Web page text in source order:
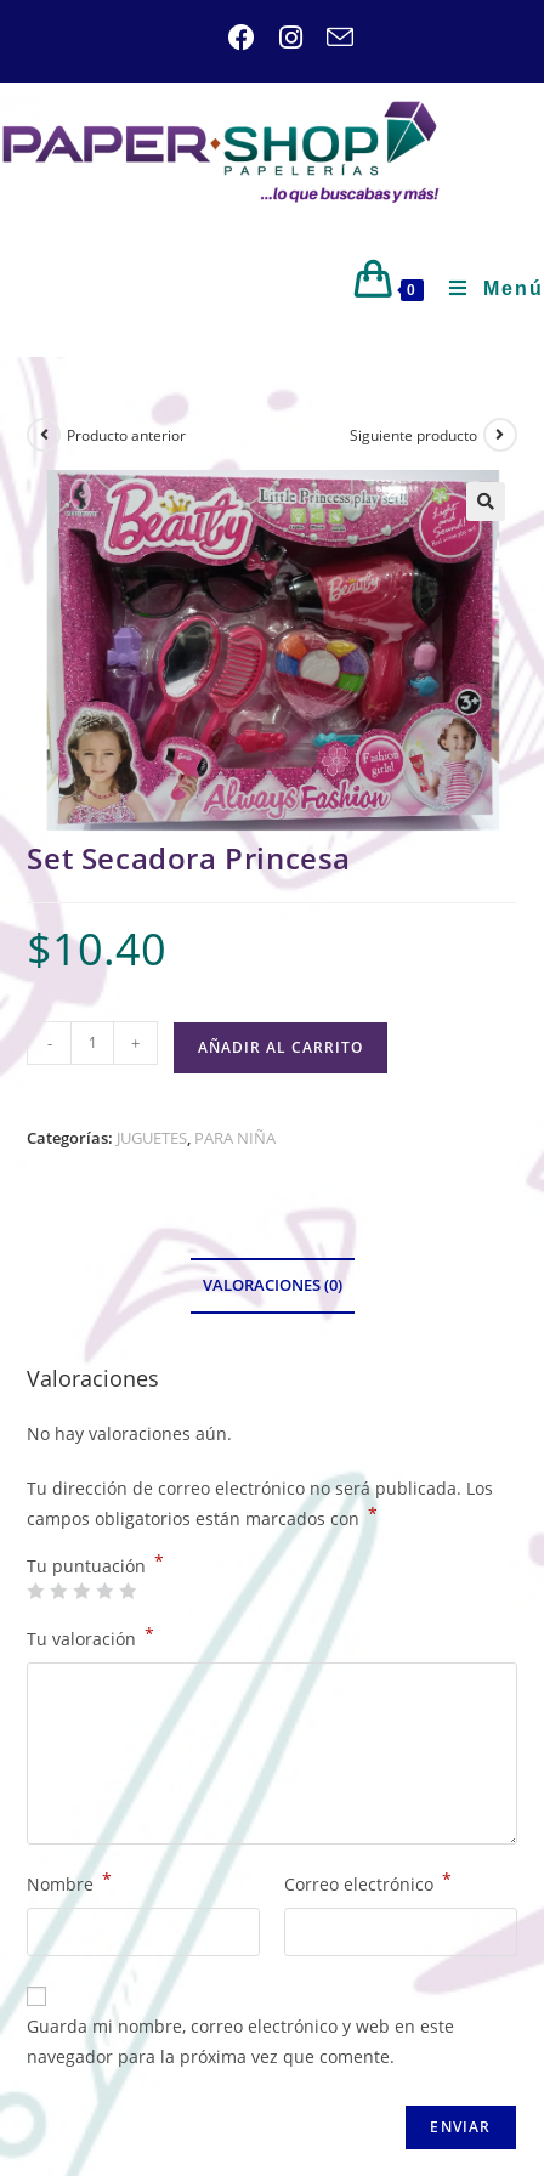
0 Menú
Producto anterior Siguiente producto
🔍
Set Secadora Princesa
$10.40
- + AÑADIR AL CARRITO
Categorías: JUGUETES, PARA NIÑA
VALORACIONES (0)
Valoraciones
No hay valoraciones aún.
Tu dirección de correo electrónico no será publicada. Los
campos obligatorios están marcados con *
Tu puntuación *
Tu valoración *
Nombre * Correo electrónico *
Guarda mi nombre, correo electrónico y web en este
navegador para la próxima vez que comente.